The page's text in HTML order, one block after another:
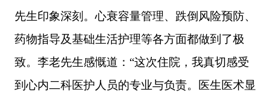
先生印象深刻。心衰容量管理、跌倒风险预防、
药物指导及基础生活护理等各方面都做到了极
致。李老先生感慨道：“这次住院，我真切感受
到心内二科医护人员的专业与负责。医生医术显